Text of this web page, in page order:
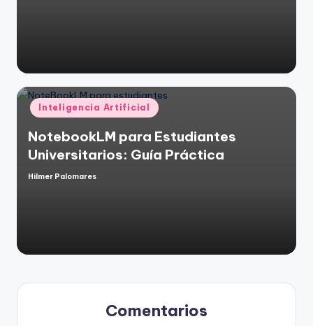
Publicado
en
Inteligencia Artificial
NotebookLM para Estudiantes
Universitarios: Guía Práctica
Publicado
Hilmer Palomares
Comentarios